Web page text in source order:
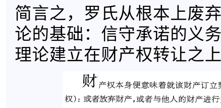
简言之，罗氏从根本上废
论的基础：信守承诺的义
理论建立在财产权转让之